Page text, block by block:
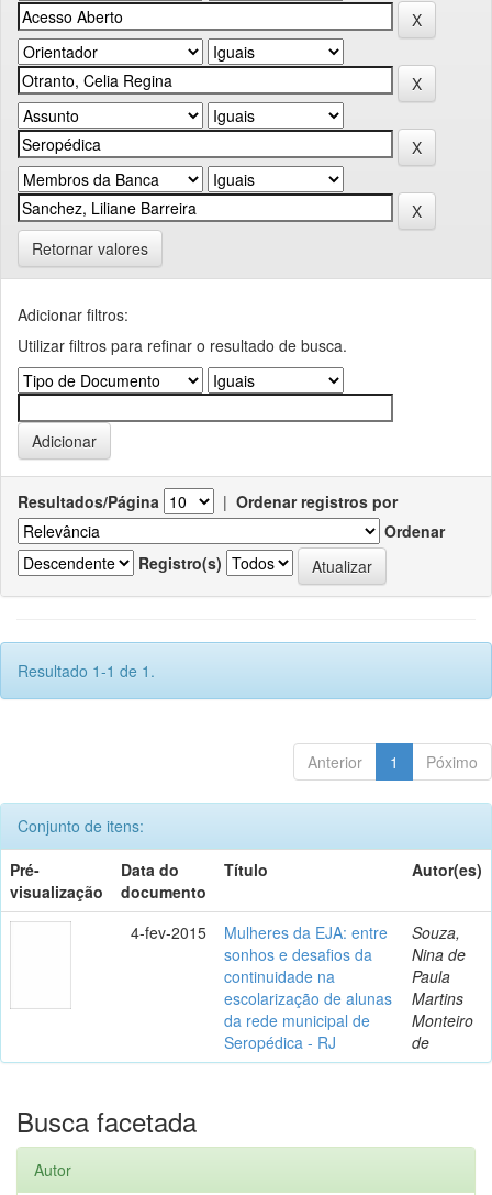
Retornar valores
Adicionar filtros:
Utilizar filtros para refinar o resultado de busca.
Resultados/Página | Ordenar registros por
Ordenar
Registro(s)
Resultado 1-1 de 1.
Anterior 1 Póximo
Conjunto de itens:
Pré-
visualização
Data do
documento
Título Autor(es)
4-fev-2015
Mulheres da EJA: entre
sonhos e desafios da
continuidade na
escolarização de alunas
da rede municipal de
Seropédica - RJ
Souza,
Nina de
Paula
Martins
Monteiro
de
Busca facetada
Autor